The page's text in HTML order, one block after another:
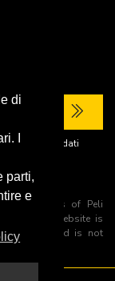
di
I
parti,
e
dei miei dati
trademarks of Peli
This website is
SRL and is not